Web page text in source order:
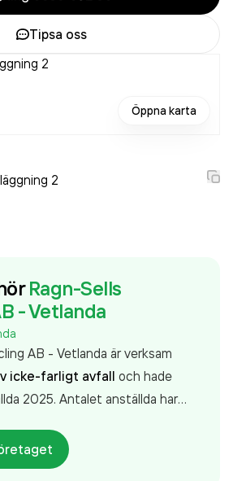
Tipsa oss
Öppna karta
2
Ragn-Sells
- Vetlanda
AB - Vetlanda är verksam
icke-farligt avfall och hade
2025. Antalet anställda har
på företaget. Bolaget är ett
aktivt sedan 1972. Ragn-Sells